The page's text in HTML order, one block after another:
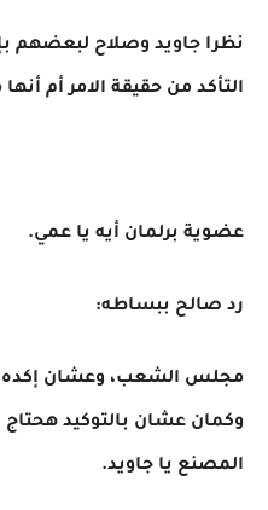
نظرا جاويد وصلاح لبعضهم
التأكد من حقيقة الامر أم
عضوية برلمان أيه يا عمي.
رد صالح ببساطه:
مجلس الشعب، وعشان إكده
وكمان عشان بالتوكيد هحتاج
المصنع يا جاويد.